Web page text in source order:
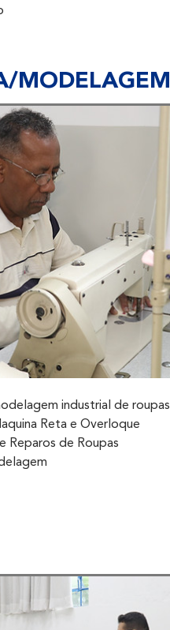
MODELAGEM
industrial de roupas
Reta e Overloque
Reparos de Roupas